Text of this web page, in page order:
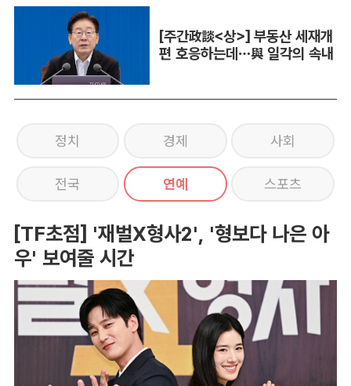
[주간政談<상>] 부동산 세재개
편 호응하는데…與 일각의 속내
정치 경제 사회
전국 연예 스포츠
[TF초점] '재벌X형사2', '형보다 나은 아
우' 보여줄 시간